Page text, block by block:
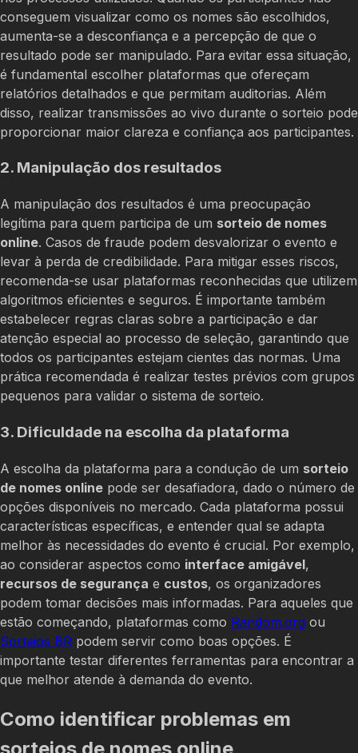
conseguem visualizar como os nomes são escolhidos,
aumenta-se a desconfiança e a percepção de que o
resultado pode ser manipulado. Para evitar essa situação,
é fundamental escolher plataformas que ofereçam
relatórios detalhados e que permitam auditorias. Além
disso, realizar transmissões ao vivo durante o sorteio pode
proporcionar maior clareza e confiança aos participantes.
2. Manipulação dos resultados
A manipulação dos resultados é uma preocupação
legítima para quem participa de um sorteio de nomes
online. Casos de fraude podem desvalorizar o evento e
levar à perda de credibilidade. Para mitigar esses riscos,
recomenda-se usar plataformas reconhecidas que utilizem
algoritmos eficientes e seguros. É importante também
estabelecer regras claras sobre a participação e dar
atenção especial ao processo de seleção, garantindo que
todos os participantes estejam cientes das normas. Uma
prática recomendada é realizar testes prévios com grupos
pequenos para validar o sistema de sorteio.
3. Dificuldade na escolha da plataforma
A escolha da plataforma para a condução de um sorteio
de nomes online pode ser desafiadora, dado o número de
opções disponíveis no mercado. Cada plataforma possui
características específicas, e entender qual se adapta
melhor às necessidades do evento é crucial. Por exemplo,
ao considerar aspectos como interface amigável,
recursos de segurança e custos, os organizadores
podem tomar decisões mais informadas. Para aqueles que
estão começando, plataformas como Random.org ou
Sorteios BR podem servir como boas opções. É
importante testar diferentes ferramentas para encontrar a
que melhor atende à demanda do evento.
Como identificar problemas em